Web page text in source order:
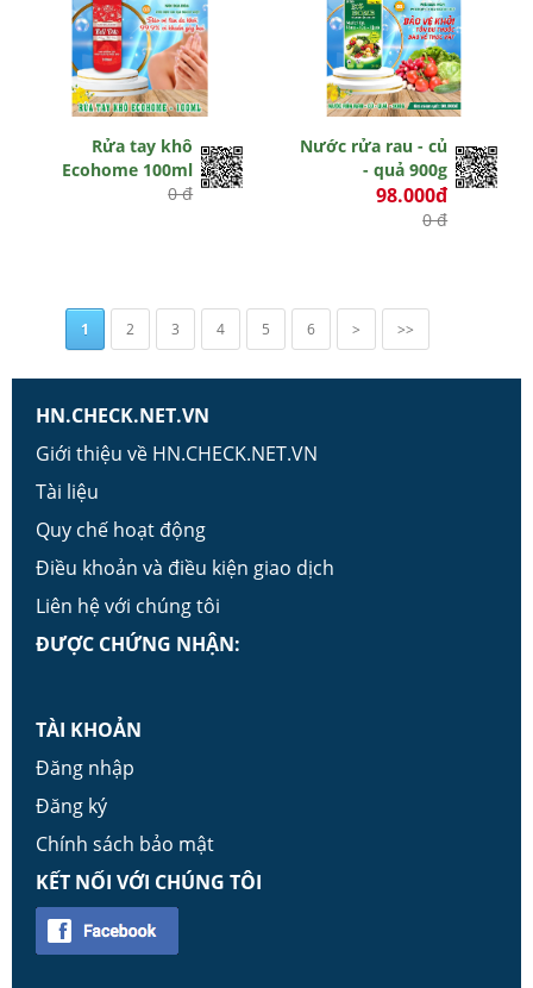
Rửa tay khô
Ecohome 100ml
0 đ
Nước rửa rau - củ
- quả 900g
98.000đ
0 đ
1 2 3 4 5 6 > >>
HN.CHECK.NET.VN
Giới thiệu về HN.CHECK.NET.VN
Tài liệu
Quy chế hoạt động
Điều khoản và điều kiện giao dịch
Liên hệ với chúng tôi
ĐƯỢC CHỨNG NHẬN:
TÀI KHOẢN
Đăng nhập
Đăng ký
Chính sách bảo mật
KẾT NỐI VỚI CHÚNG TÔI